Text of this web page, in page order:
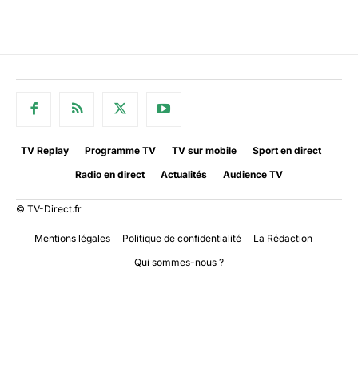
TV Replay Programme TV TV sur mobile
Sport en direct
Radio en direct
Actualités Audience TV
© TV-Direct.fr
Mentions légales Politique de confidentialité
La Rédaction
Qui sommes-nous ?